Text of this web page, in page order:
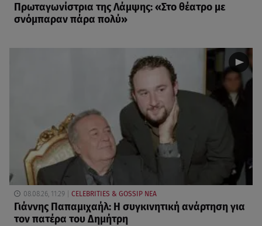
Πρωταγωνίστρια της Λάμψης: «Στο θέατρο με
σνόμπαραν πάρα πολύ»
08.08.26, 11:29 CELEBRITIES & GOSSIP ΝΕΑ
Γιάννης Παπαμιχαήλ: Η συγκινητική ανάρτηση για
τον πατέρα του Δημήτρη